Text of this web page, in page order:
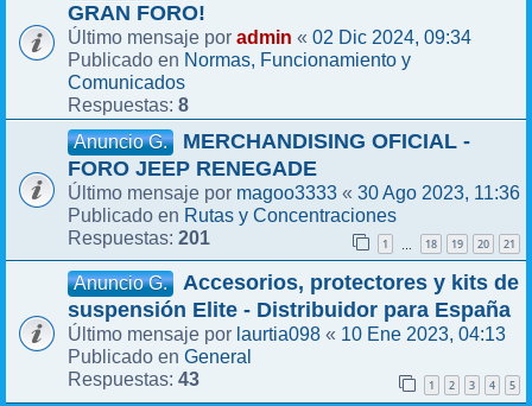
GRAN FORO!
Último mensaje por admin « 02 Dic 2024, 09:34
Publicado en Normas, Funcionamiento y
Comunicados
Respuestas: 8
Anuncio G.
MERCHANDISING OFICIAL -
FORO JEEP RENEGADE
Último mensaje por magoo3333 « 30 Ago 2023, 11:36
Publicado en Rutas y Concentraciones
Respuestas: 201 1 … 18 19 20 21
Anuncio G.
Accesorios, protectores y kits de
suspensión Elite - Distribuidor para España
Último mensaje por laurtia098 « 10 Ene 2023, 04:13
Publicado en General
Respuestas: 43 1 2 3 4 5